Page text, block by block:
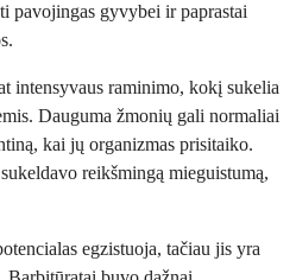
pavojingas gyvybei ir paprastai
intensyvaus raminimo, kokį sukelia
Dauguma žmonių gali normaliai
kai jų organizmas prisitaiko.
reikšmingą mieguistumą,
egzistuoja, tačiau jis yra